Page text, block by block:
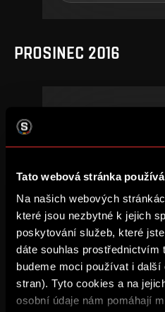
Tato webová stránka
Na našich webových
které jsou nezbytné k jejich
poskytování služeb, které
dáte souhlas prostřednictvím
budeme moci používat i
stran). Tyto cookies a na
osobní údaje nám pomáhají
PROSINEC 2016
SRPEN 2016